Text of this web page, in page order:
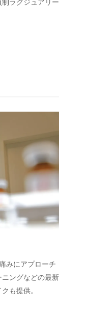
ラグジュアリー
みにアプローチ
ングなどの最新
も提供。